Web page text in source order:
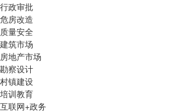
行政审批
危房改造
质量安全
建筑市场
房地产市场
勘察设计
村镇建设
培训教育
互联网+政务